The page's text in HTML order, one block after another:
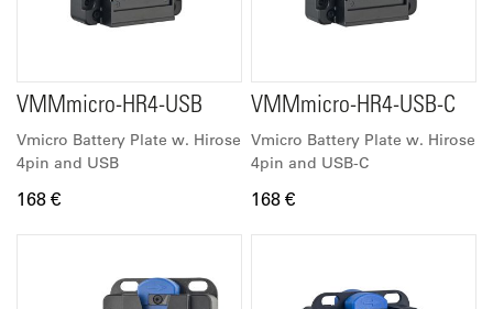
VMMmicro-HR4-USB
Vmicro Battery Plate w. Hirose
4pin and USB
168 €
VMMmicro-HR4-USB-C
Vmicro Battery Plate w. Hirose
4pin and USB-C
168 €